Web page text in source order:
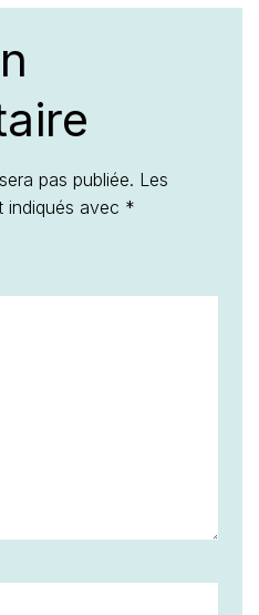
pas publiée. Les
indiqués avec *